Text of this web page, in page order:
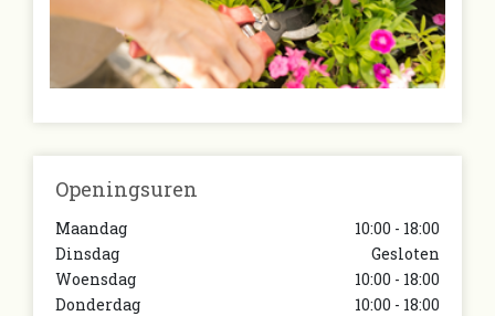
Openingsuren
Maandag
10:00 - 18:00
Dinsdag
Gesloten
Woensdag
10:00 - 18:00
Donderdag
10:00 - 18:00